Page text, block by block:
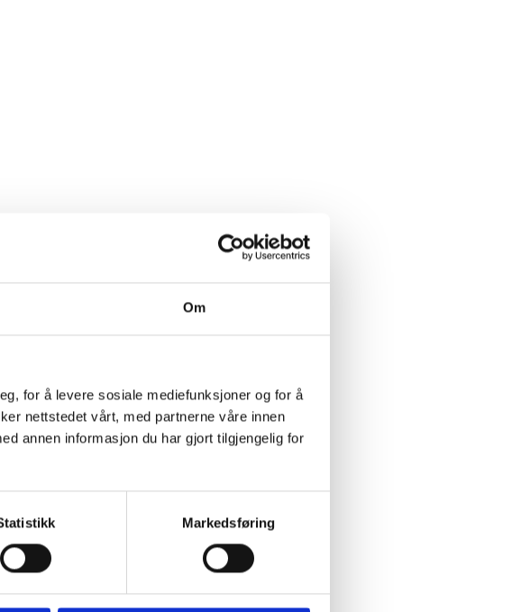
Om
for å levere sosiale mediefunksjoner og for å
nettstedet vårt, med partnerne våre innen
annen informasjon du har gjort tilgjengelig for
Markedsføring